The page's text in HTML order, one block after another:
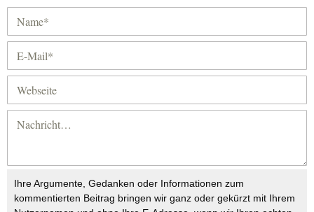
Ihre Argumente, Gedanken oder Informationen zum
kommentierten Beitrag bringen wir ganz oder gekürzt mit Ihrem